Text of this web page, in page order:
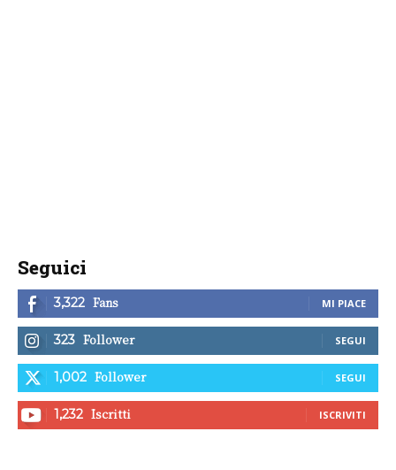
Seguici
3,322 Fans MI PIACE
323 Follower SEGUI
1,002 Follower SEGUI
1,232 Iscritti ISCRIVITI